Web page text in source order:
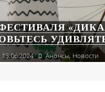
13.06.2024 Анонсы, Новости